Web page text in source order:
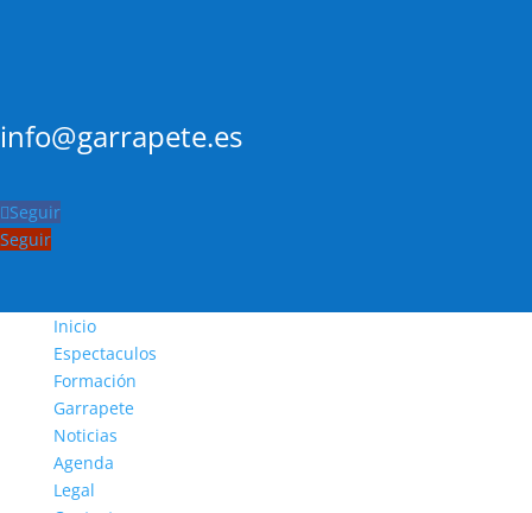
info@garrapete.es
Seguir
Seguir
Inicio
Espectaculos
Formación
Garrapete
Noticias
Agenda
Legal